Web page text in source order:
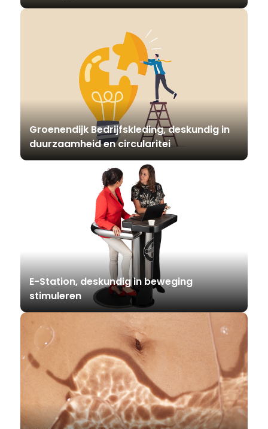
Groenendijk Bedrijfskleding, deskundig in
duurzaamheid en circularitei
E-Station, deskundig in beweging
stimuleren